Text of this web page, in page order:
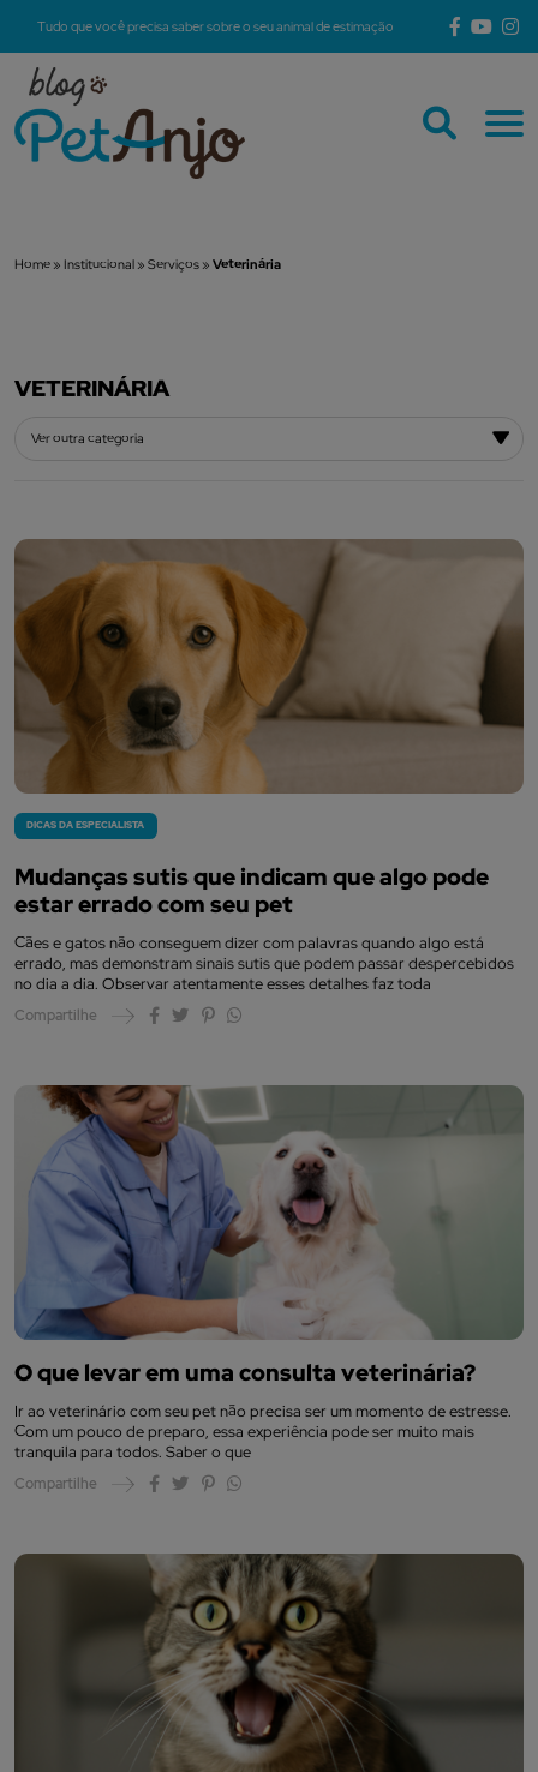
Tudo que você precisa saber sobre o seu animal de estimação
Home » Institucional » Serviços » Veterinária
VETERINÁRIA
DICAS DA ESPECIALISTA
Mudanças sutis que indicam que algo pode
estar errado com seu pet
Cães e gatos não conseguem dizer com palavras quando algo está
errado, mas demonstram sinais sutis que podem passar despercebidos
no dia a dia. Observar atentamente esses detalhes faz toda
Compartilhe
O que levar em uma consulta veterinária?
Ir ao veterinário com seu pet não precisa ser um momento de estresse.
Com um pouco de preparo, essa experiência pode ser muito mais
tranquila para todos. Saber o que
Compartilhe